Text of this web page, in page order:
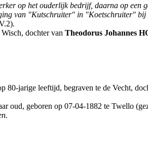
op het ouderlijk bedrijf, daarna op een
van "Kutschruiter" in "Koetschruiter"
dochter van Theodorus Johannes
80-jarige leeftijd, begraven te de Vecht,
oud, geboren op 07-04-1882 te Twello